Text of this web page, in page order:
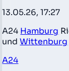
13.05.26, 17:27
A24 Hamburg
undWittenburg
A24